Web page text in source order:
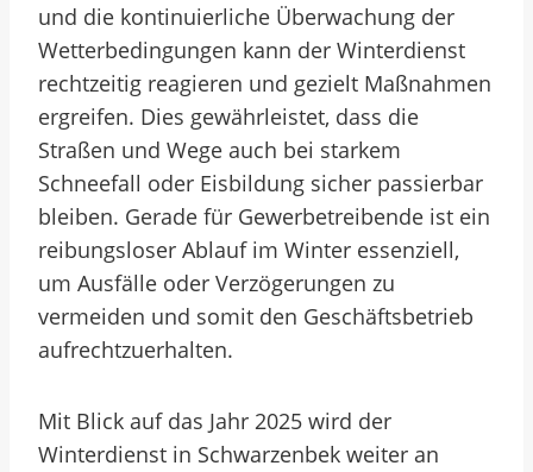
und die kontinuierliche Überwachung der
Wetterbedingungen kann der Winterdienst
rechtzeitig reagieren und gezielt Maßnahmen
ergreifen. Dies gewährleistet, dass die
Straßen und Wege auch bei starkem
Schneefall oder Eisbildung sicher passierbar
bleiben. Gerade für Gewerbetreibende ist ein
reibungsloser Ablauf im Winter essenziell,
um Ausfälle oder Verzögerungen zu
vermeiden und somit den Geschäftsbetrieb
aufrechtzuerhalten.
Mit Blick auf das Jahr 2025 wird der
Winterdienst in Schwarzenbek weiter an